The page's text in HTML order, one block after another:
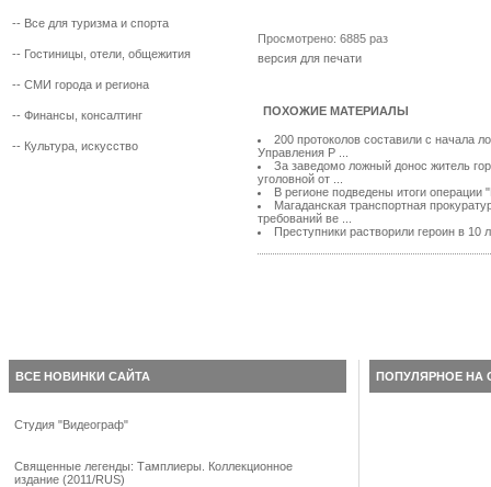
-- Все для туризма и спорта
-- Гостиницы, отели, общежития
-- СМИ города и региона
-- Финансы, консалтинг
-- Культура, искусство
Просмотрено: 6885 раз
версия для печати
ПОХОЖИЕ МАТЕРИАЛЫ
200 протоколов составили с начала
Управления Р ...
За заведомо ложный донос житель
уголовной от ...
В регионе подведены итоги операции
Магаданская транспортная
требований ве ...
Преступники растворили героин в 10
ВСЕ НОВИНКИ САЙТА ПОПУЛЯРНОЕ НА
Студия "Видеограф"
Священные легенды: Тамплиеры. Коллекционное
издание (2011/RUS)